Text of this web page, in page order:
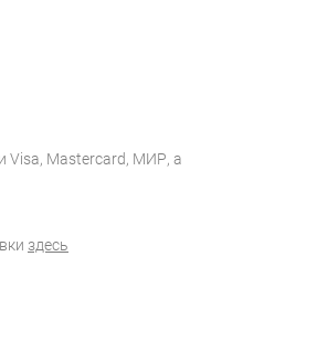
Visa, Mastercard, МИР, а
здесь